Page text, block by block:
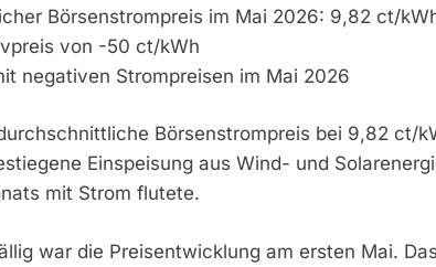
Börsenstrompreis im Mai 2026: 9,82 ct/
von -50 ct/kWh
negativen Strompreisen im Mai 2026
Börsenstrompreis bei 9,82 ct/
Einspeisung aus Wind- und
mit Strom flutete.
war die Preisentwicklung am ersten Mai.